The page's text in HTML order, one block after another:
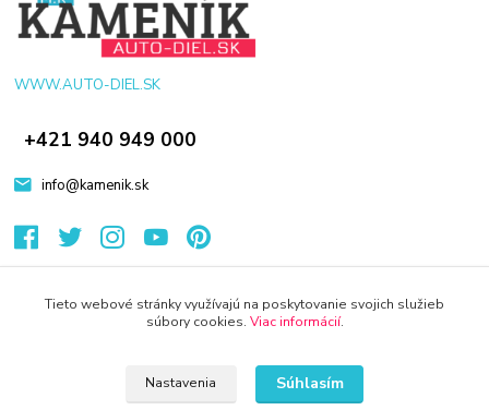
WWW.AUTO-DIEL.SK
+421 940 949 000
info@kamenik.sk
Eshop-rychlo.sk
Tieto webové stránky využívajú na poskytovanie svojich služieb
súbory cookies. Viac informácií.
Nastavenia Súhlasím